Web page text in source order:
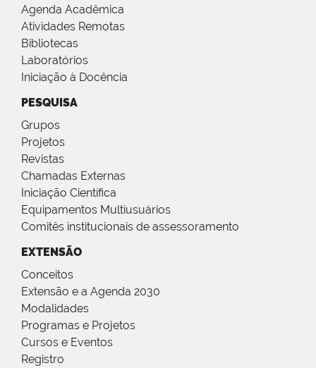
Agenda Acadêmica
Atividades Remotas
Bibliotecas
Laboratórios
Iniciação à Docência
PESQUISA
Grupos
Projetos
Revistas
Chamadas Externas
Iniciação Científica
Equipamentos Multiusuários
Comitês institucionais de assessoramento
EXTENSÃO
Conceitos
Extensão e a Agenda 2030
Modalidades
Programas e Projetos
Cursos e Eventos
Registro